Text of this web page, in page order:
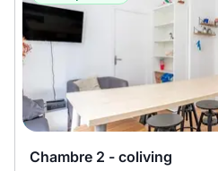
Chambre 2 - coliving